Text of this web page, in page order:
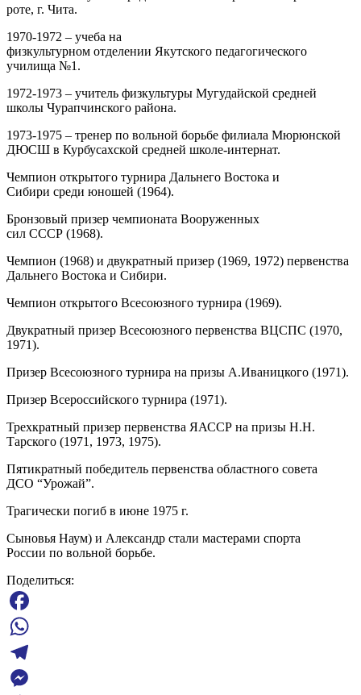
роте, г. Чита.
1970-1972 – учеба на
физкультурном отделении Якутского педагогического
училища №1.
1972-1973 – учитель физкультуры Мугудайской средней
школы Чурапчинского района.
1973-1975 – тренер по вольной борьбе филиала Мюрюнской
ДЮСШ в Курбусахской средней школе-интернат.
Чемпион открытого турнира Дальнего Востока и
Сибири среди юношей (1964).
Бронзовый призер чемпионата Вооруженных
сил СССР (1968).
Чемпион (1968) и двукратный призер (1969, 1972) первенства
Дальнего Востока и Сибири.
Чемпион открытого Всесоюзного турнира (1969).
Двукратный призер Всесоюзного первенства ВЦСПС (1970,
1971).
Призер Всесоюзного турнира на призы А.Иваницкого (1971).
Призер Всероссийского турнира (1971).
Трехкратный призер первенства ЯАССР на призы Н.Н.
Тарского (1971, 1973, 1975).
Пятикратный победитель первенства областного совета
ДСО “Урожай”.
Трагически погиб в июне 1975 г.
Сыновья Наум) и Александр стали мастерами спорта
России по вольной борьбе.
Поделиться:
Facebook
WhatsApp
Telegram